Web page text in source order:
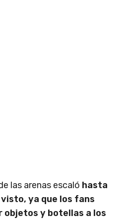
las arenas escaló hasta
ya que los fans
objetos y botellas a los